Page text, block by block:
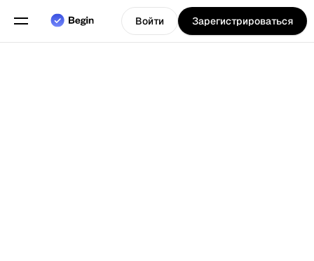
Войти Зарегистрироваться